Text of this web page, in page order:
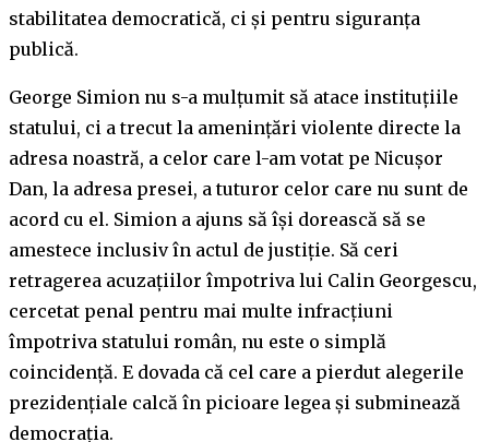
stabilitatea democratică, ci şi pentru siguranţa
publică.
George Simion nu s-a mulțumit să atace instituțiile
statului, ci a trecut la amenințări violente directe la
adresa noastră, a celor care l-am votat pe Nicușor
Dan, la adresa presei, a tuturor celor care nu sunt de
acord cu el. Simion a ajuns să își dorească să se
amestece inclusiv în actul de justiție. Să ceri
retragerea acuzaţiilor împotriva lui Calin Georgescu,
cercetat penal pentru mai multe infracţiuni
împotriva statului român, nu este o simplă
coincidenţă. E dovada că cel care a pierdut alegerile
prezidenţiale calcă în picioare legea şi subminează
democraţia.